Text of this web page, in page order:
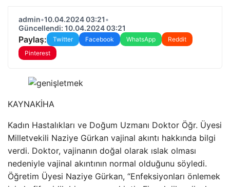
admin•10.04.2024 03:21•
Güncellendi: 10.04.2024 03:21
Paylaş: Twitter Facebook WhatsApp
Reddit
Pinterest
KAYNAKİHA
Kadın Hastalıkları ve Doğum Uzmanı Doktor Öğr. Üyesi
Milletvekili Naziye Gürkan vajinal akıntı hakkında bilgi
verdi. Doktor, vajinanın doğal olarak ıslak olması
nedeniyle vajinal akıntının normal olduğunu söyledi.
Öğretim Üyesi Naziye Gürkan, “Enfeksiyonları önlemek